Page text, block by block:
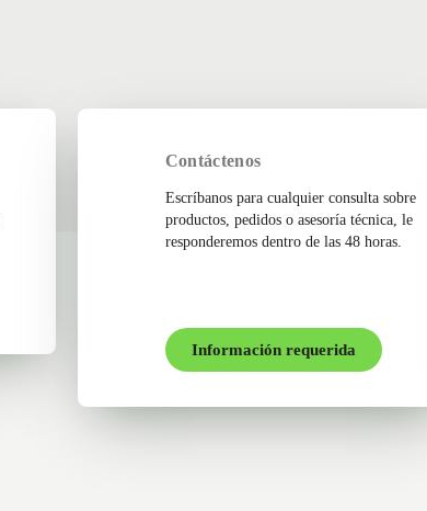
Contáctenos
Escríbanos para cualquier consulta sobre
productos, pedidos o asesoría técnica, le
responderemos dentro de las 48 horas.
Información requerida